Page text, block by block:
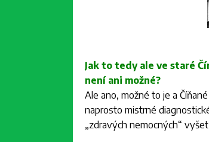
Jak to tedy ale ve staré
není ani možné?
Ale ano, možné to je a
naprosto mistrné
„zdravých nemocných“